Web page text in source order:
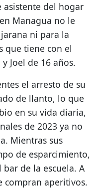
asistente del hogar
Managua no le
ni para la
que tiene con el
Joel de 16 años.
el arresto de su
de llanto, lo que
en su vida diaria,
de 2023 ya no
Mientras sus
de esparcimiento,
de la escuela. A
compran aperitivos.